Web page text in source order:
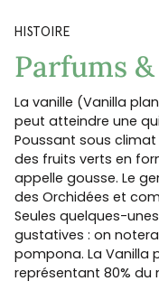
HISTOIRE
Parfums
La vanille (Vanilla
peut atteindre une
Poussant sous
des fruits verts en
appelle gousse. Le
des Orchidées et
Seules quelques-
gustatives : on
pompona. La Vanilla
représentant 80% du